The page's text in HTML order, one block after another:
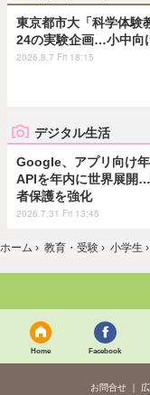
東京都市大「科学体験
24の実験企画…小中向
2026.8.7 Fri 18:15
デジタル生活
Google、アプリ向け
APIを年内に世界展開
者保護を強化
2026.7.31 Fri 13:45
ホーム › 教育・受験 › 小学生 ›
Home Facebook
お問合せ